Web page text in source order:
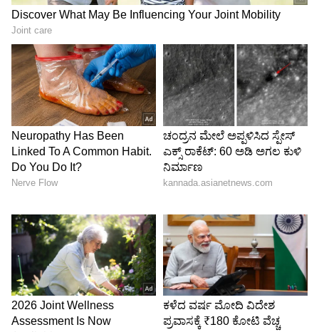
ಅವರೆಲ್ಲರಿಗೂ ಎರಡು ತೋಳುಗಳಿವೆ. ಅವನು ತನ್ನ ಎರಡೂ
ಕೈಗಳಲ್ಲಿ ಗದೆ ಮತ್ತು ಸಿಂಧೂರವನ್ನು ಹಿಡಿದಿದ್ದಾನೆ. ಅವನ
ದೇಹ ಮತ್ತು ಬಟ್ಟೆಯ ಬಣ್ಣವು ಧೂಮಮಯ. ಅವನ
ಮುಖವು ವಿರೂಪಗೊಂಡಿದೆ ಮತ್ತು ಅವನು ಯಾವಾಗಲೂ
ಹದ್ದಿನ ಮೇಲೆ ಸವಾರಿ ಮಾಡುತ್ತಾನೆ.